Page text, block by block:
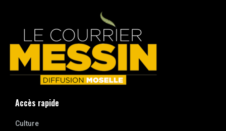
Accès rapide
Culture